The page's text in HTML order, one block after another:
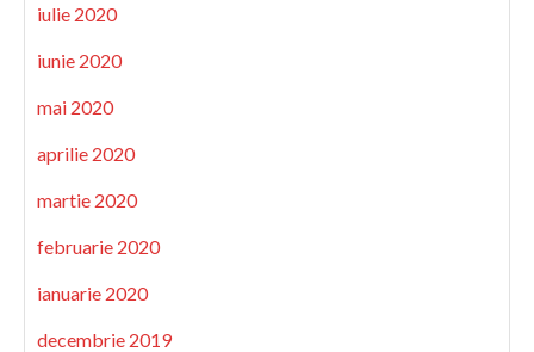
iulie 2020
iunie 2020
mai 2020
aprilie 2020
martie 2020
februarie 2020
ianuarie 2020
decembrie 2019